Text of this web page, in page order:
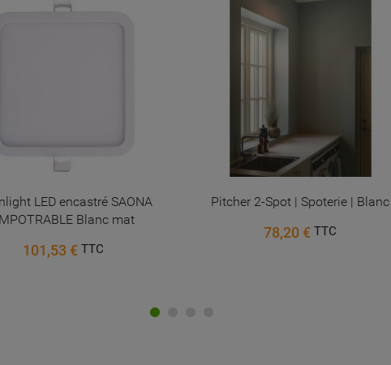
LED encastré SAONA
Blanc mat
101,53 € TTC
Pitcher 2-Spot | Spoterie | Blanc
78,20 €TTC
Créer une liste d'envies